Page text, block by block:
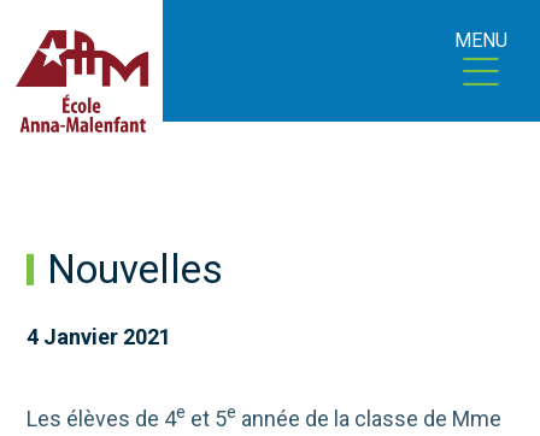
MENU
Nouvelles
4 Janvier 2021
Les élèves de 4e et 5e année de la classe de Mme